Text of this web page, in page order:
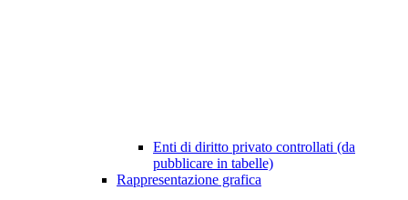
Enti di diritto privato controllati (da
pubblicare in tabelle)
Rappresentazione grafica